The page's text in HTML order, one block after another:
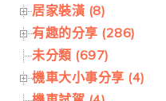
居家裝潢 (8)
有趣的分享 (286)
未分類 (697)
機車大小事分享 (4)